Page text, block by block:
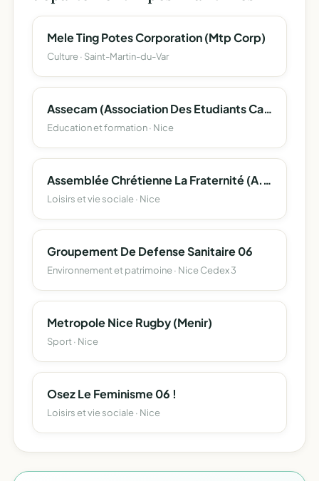
Mele Ting Potes Corporation (Mtp Corp)
Culture · Saint-Martin-du-Var
Assecam (Association Des Etudiants Camerounais Des Alpes Maritimes)
Education et formation · Nice
Assemblée Chrétienne La Fraternité (A.c.l.f.)
Loisirs et vie sociale · Nice
Groupement De Defense Sanitaire 06
Environnement et patrimoine · Nice Cedex 3
Metropole Nice Rugby (Menir)
Sport · Nice
Osez Le Feminisme 06 !
Loisirs et vie sociale · Nice